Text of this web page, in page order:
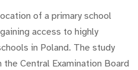
of a primary school
access to highly
in Poland. The study
Central Examination Board